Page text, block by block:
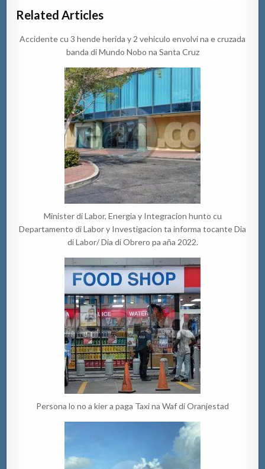
Related Articles
Accidente cu 3 hende herida y 2 vehiculo envolvi na e cruzada
banda di Mundo Nobo na Santa Cruz
Minister di Labor, Energia y Integracion hunto cu
Departamento di Labor y Investigacion ta informa tocante Dia
di Labor/ Dia di Obrero pa aña 2022.
Persona lo no a kier a paga Taxi na Waf di Oranjestad